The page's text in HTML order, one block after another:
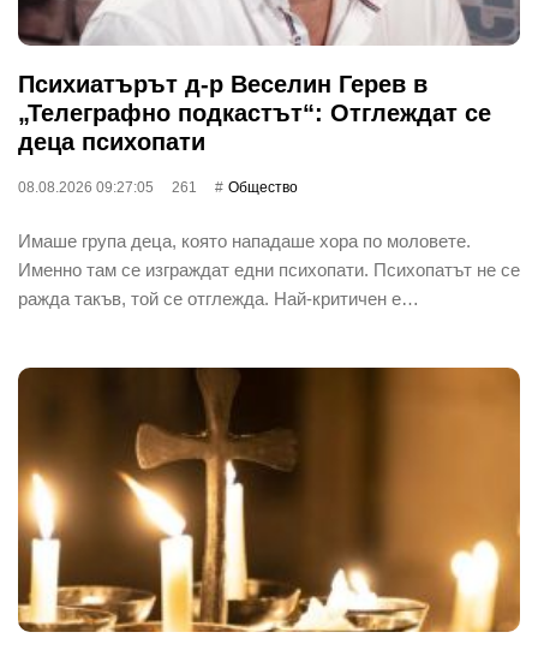
Психиатърът д-р Веселин Герев в
„Телеграфно подкастът“: Отглеждат се
деца психопати
08.08.2026 09:27:05 261 Общество
Имаше група деца, която нападаше хора по моловете.
Именно там се изграждат едни психопати. Психопатът не се
ражда такъв, той се отглежда. Най-критичен е…